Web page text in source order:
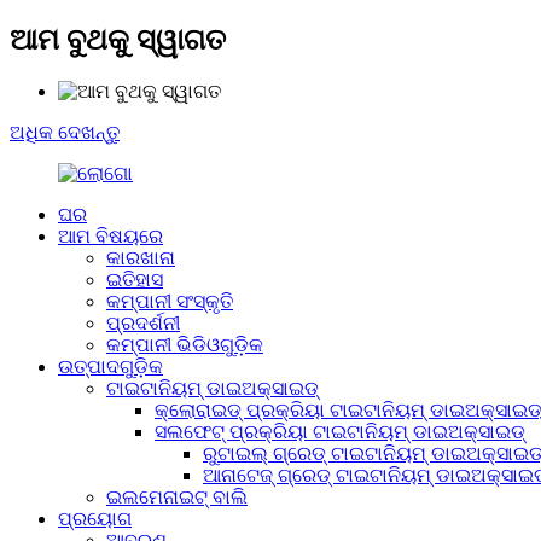
ଆମ ବୁଥକୁ ସ୍ୱାଗତ
ଅଧିକ ଦେଖନ୍ତୁ
ଘର
ଆମ ବିଷୟରେ
କାରଖାନା
ଇତିହାସ
କମ୍ପାନୀ ସଂସ୍କୃତି
ପ୍ରଦର୍ଶନୀ
କମ୍ପାନୀ ଭିଡିଓଗୁଡ଼ିକ
ଉତ୍ପାଦଗୁଡ଼ିକ
ଟାଇଟାନିୟମ୍ ଡାଇଅକ୍ସାଇଡ୍
କ୍ଲୋରାଇଡ୍ ପ୍ରକ୍ରିୟା ଟାଇଟାନିୟମ୍ ଡାଇଅକ୍ସାଇଡ୍
ସଲଫେଟ୍ ପ୍ରକ୍ରିୟା ଟାଇଟାନିୟମ୍ ଡାଇଅକ୍ସାଇଡ୍
ରୁଟାଇଲ୍ ଗ୍ରେଡ୍ ଟାଇଟାନିୟମ୍
ଆନାଟେଜ୍ ଗ୍ରେଡ୍ ଟାଇଟାନିୟମ୍
ଇଲମେନାଇଟ୍ ବାଲି
ପ୍ରୟୋଗ